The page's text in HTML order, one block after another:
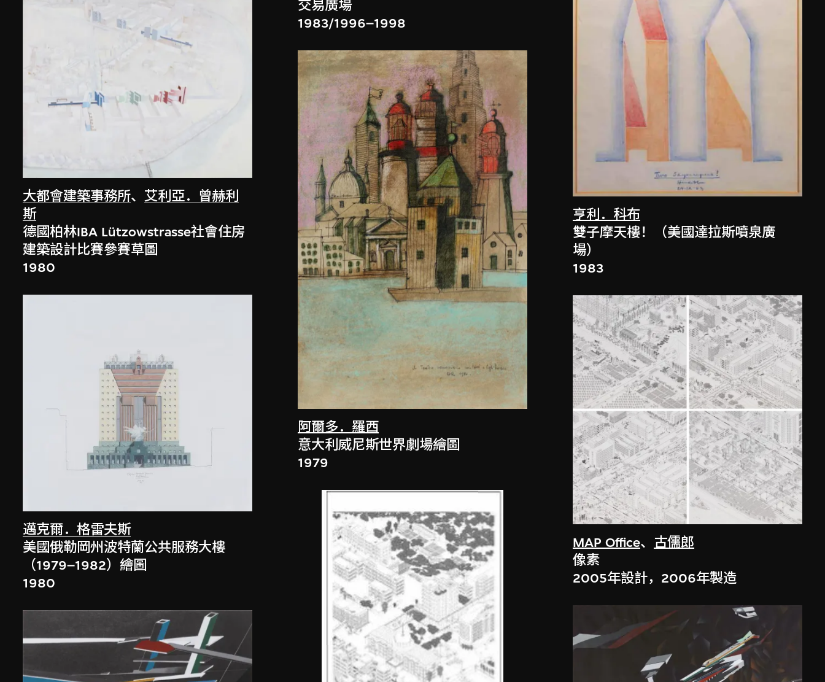
大都會建築事務所、艾利亞．曾赫利
斯
德國柏林IBA Lützowstrasse社會住房
建築設計比賽參賽草圖
1980
邁克爾．格雷夫斯
美國俄勒岡州波特蘭公共服務大樓
（1979–1982）繪圖
1980
交易廣場
1983/1996–1998
阿爾多．羅西
意大利威尼斯世界劇場繪圖
1979
亨利．科布
雙子摩天樓！（美國達拉斯噴泉廣
場）
1983
MAP Office、 古儒郎
像素
2005年設計，2006年製造